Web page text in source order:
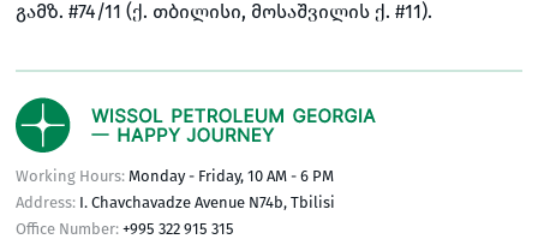
გამზ. #74/11 (ქ. თბილისი, მოსაშვილის ქ. #11).
Working Hours: Monday - Friday, 10 AM - 6 PM
Address: I. Chavchavadze Avenue N74b, Tbilisi
Office Number: +995 322 915 315